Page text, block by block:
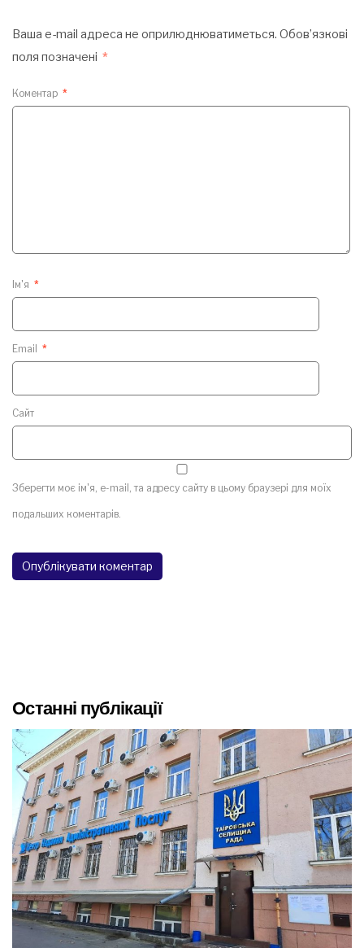
Ваша e-mail адреса не оприлюднюватиметься. Обов’язкові
поля позначені *
Коментар *
Ім'я *
Email *
Сайт
Зберегти моє ім'я, e-mail, та адресу сайту в цьому браузері для моїх
подальших коментарів.
Останні публікації